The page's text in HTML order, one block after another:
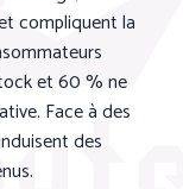
compliquent la
et 60 % ne
Face à des
des